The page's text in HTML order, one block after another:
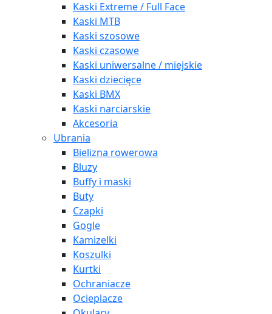
Kaski Extreme / Full Face
Kaski MTB
Kaski szosowe
Kaski czasowe
Kaski uniwersalne / miejskie
Kaski dziecięce
Kaski BMX
Kaski narciarskie
Akcesoria
Ubrania
Bielizna rowerowa
Bluzy
Buffy i maski
Buty
Czapki
Gogle
Kamizelki
Koszulki
Kurtki
Ochraniacze
Ocieplacze